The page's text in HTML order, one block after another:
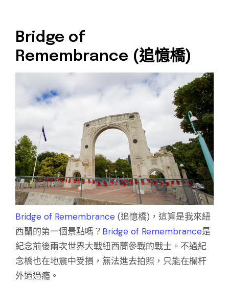
Bridge of
Remembrance (追憶橋)
Bridge of Remembrance (追憶橋)，這算是我來紐
西蘭的第一個景點嗎？ Bridge of Remembrance是
紀念前後兩次世界大戰紐西蘭參戰的戰士。不過紀
念橋也在地震中受損，無法進去拍照，只能在欄杆
外過過癮。